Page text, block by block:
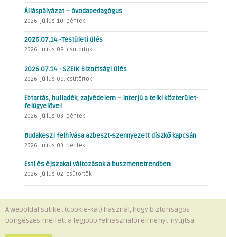
Álláspályázat – óvodapedagógus
2026. július 10. péntek
2026.07.14 -Testületi ülés
2026. július 09. csütörtök
2026.07.14 - SZEIK Bizottsági ülés
2026. július 09. csütörtök
Ebtartás, hulladék, zajvédelem – interjú a telki közterület-
felügyelővel
2026. július 03. péntek
Budakeszi felhívása azbeszt-szennyezett díszkő kapcsán
2026. július 03. péntek
Esti és éjszakai változások a buszmenetrendben
2026. július 02. csütörtök
Minden jog fenntartva © 2026 Telki Község Önkormányzata
A weboldal sütiket (cookie-kat) használ, hogy biztonságos
böngészés mellett a legjobb felhasználói élményt nyújtsa.